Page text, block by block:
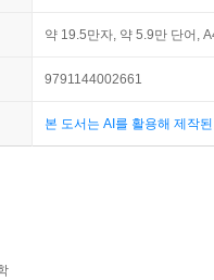
약 19.5만자, 약 5.9만 단어,
9791144002661
본 도서는 AI를 활용해 제작